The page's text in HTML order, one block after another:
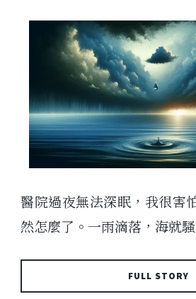
醫院過夜無法深眠，我很害
然怎麼了。一雨滴落，海就騷
FULL STORY